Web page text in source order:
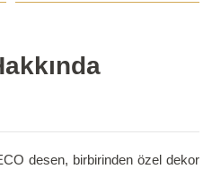
desen, birbirinden özel dekor